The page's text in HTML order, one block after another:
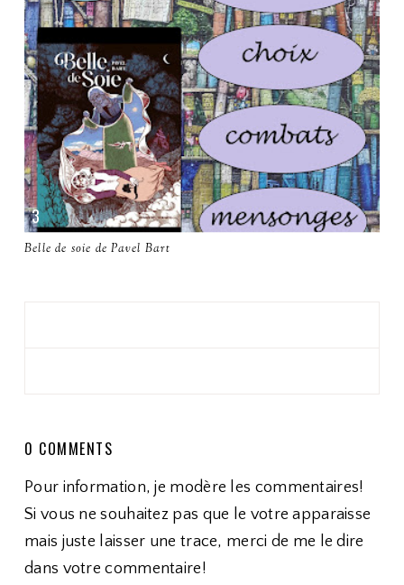
Belle de soie de Pavel Bart
0 COMMENTS
Pour information, je modère les commentaires!
Si vous ne souhaitez pas que le votre apparaisse
mais juste laisser une trace, merci de me le dire
dans votre commentaire!